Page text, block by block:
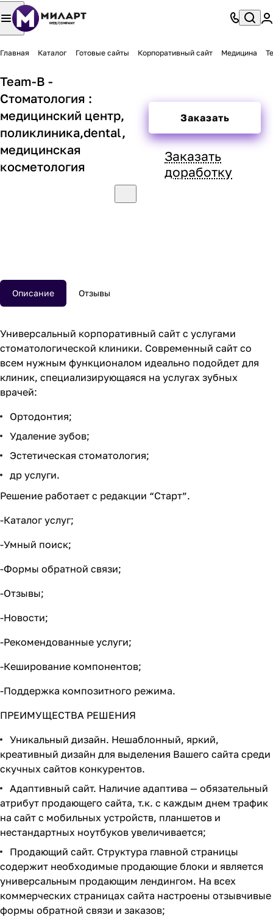
Главная Каталог Готовые сайты Корпоративный сайт Медицина
Team-B -
Стоматология :
медицинский центр,
поликлиника,dental,
медицинская
косметология
Заказать
Заказать
доработку
Описание Отзывы
Универсальный корпоративный сайт с услугами
стоматологической клиники. Современный сайт со
всем нужным функционалом идеально подойдет для
клиник, специализирующаяся на услугах зубных
врачей:
Ортодонтия;
Удаление зубов;
Эстетическая стоматология;
др услуги.
Решение работает с редакции “Старт”.
-Каталог услуг;
-Умный поиск;
-Формы обратной связи;
-Отзывы;
-Новости;
-Рекомендованные услуги;
-Кеширование компонентов;
-Поддержка композитного режима.
ПРЕИМУЩЕСТВА РЕШЕНИЯ
Уникальный дизайн. Нешаблонный, яркий,
креативный дизайн для выделения Вашего сайта среди
скучных сайтов конкурентов.
Адаптивный сайт. Наличие адаптива — обязательный
атрибут продающего сайта, т.к. с каждым днем трафик
на сайт с мобильных устройств, планшетов и
нестандартных ноутбуков увеличивается;
Продающий сайт. Структура главной страницы
содержит необходимые продающие блоки и является
универсальным продающим лендингом. На всех
коммерческих страницах сайта настроены отзывчивые
формы обратной связи и заказов;